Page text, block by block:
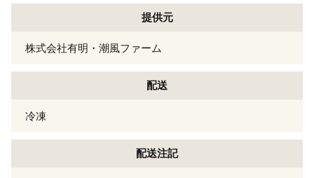
提供元
株式会社有明・潮風ファーム
配送
冷凍
配送注記